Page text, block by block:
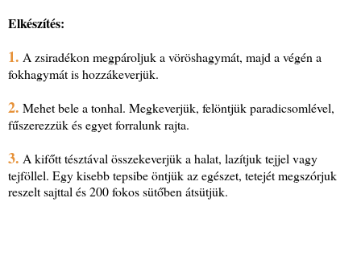
Elkészítés:
1. A zsiradékon megpároljuk a vöröshagymát, majd a végén a
fokhagymát is hozzákeverjük.
2. Mehet bele a tonhal. Megkeverjük, felöntjük paradicsomlével,
fűszerezzük és egyet forralunk rajta.
3. A kifőtt tésztával összekeverjük a halat, lazítjuk tejjel vagy
tejföllel. Egy kisebb tepsibe öntjük az egészet, tetejét megszórjuk
reszelt sajttal és 200 fokos sütőben átsütjük.